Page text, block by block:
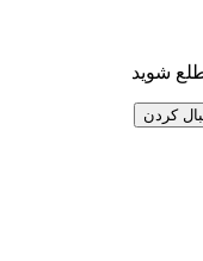
شوید
کردن